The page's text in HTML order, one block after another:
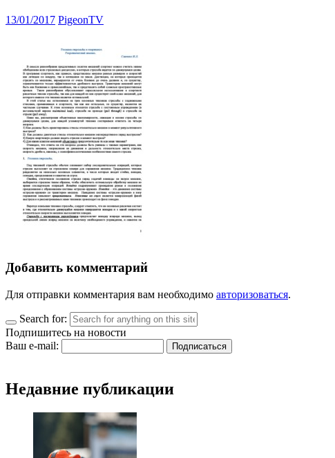
13/01/2017 PigeonTV
Добавить комментарий
Для отправки комментария вам необходимо авторизоваться.
Search for:
Подпишитесь на новости
Ваш e-mail:
Недавние публикации